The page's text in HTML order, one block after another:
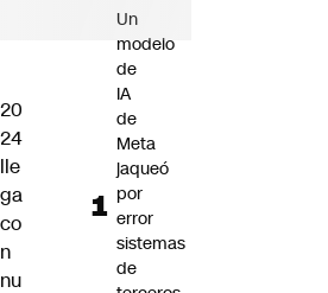
20
24
lle
ga
co
n
nu
Un
modelo
de
IA
de
Meta
jaqueó
por
error
sistemas
de